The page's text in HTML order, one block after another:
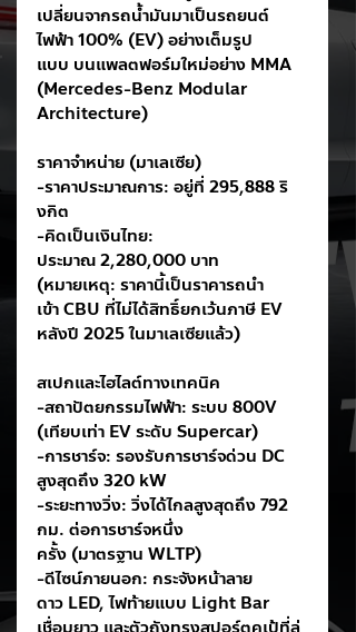
เปลี่ยนจากรถน้ำมันมาเป็นรถยนต์
ไฟฟ้า 100% (EV) อย่างเต็มรูป
แบบ บนแพลตฟอร์มใหม่อย่าง MMA
(Mercedes-Benz Modular
Architecture)
ราคาจำหน่าย (มาเลเซีย)
-ราคาประมาณการ: อยู่ที่ 295,888 ริ
งกิต
-คิดเป็นเงินไทย:
ประมาณ 2,280,000 บาท
(หมายเหตุ: ราคานี้เป็นราคารถนำ
เข้า CBU ที่ไม่ได้สิทธิ์ยกเว้นภาษี EV
หลังปี 2025 ในมาเลเซียแล้ว)
สเปกและไฮไลต์ทางเทคนิค
-สถาปัตยกรรมไฟฟ้า: ระบบ 800V
(เทียบเท่า EV ระดับ Supercar)
-การชาร์จ: รองรับการชาร์จด่วน DC
สูงสุดถึง 320 kW
-ระยะทางวิ่ง: วิ่งได้ไกลสูงสุดถึง 792
กม. ต่อการชาร์จหนึ่ง
ครั้ง (มาตรฐาน WLTP)
-ดีไซน์ภายนอก: กระจังหน้าลาย
ดาว LED, ไฟท้ายแบบ Light Bar